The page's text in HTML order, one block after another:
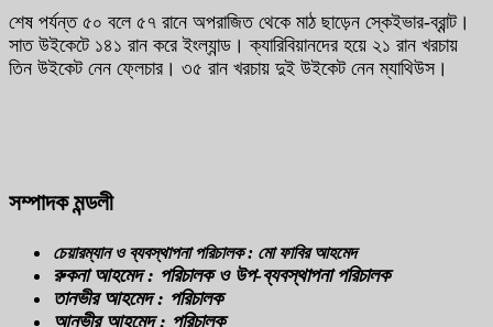
শেষ পর্যন্ত ৫০ বলে ৫৭ রানে অপরাজিত থেকে মাঠ ছাড়েন স্কেইভার-ব্রান্ট।
সাত উইকেটে ১৪১ রান করে ইংল্যান্ড। ক্যারিবিয়ানদের হয়ে ২১ রান খরচায়
তিন উইকেট নেন ফ্লেচার। ৩৫ রান খরচায় দুই উইকেট নেন ম্যাথিউস।
সম্পাদক মন্ডলী
চেয়ারম্যান ও ব্যবস্থাপনা পরিচালক : মো ফাবির আহমেদ
রুকনা আহমেদ : পরিচালক ও উপ-ব্যবস্থাপনা পরিচালক
তানভীর আহমেদ : পরিচালক
আনভীর আহমেদ : পরিচালক